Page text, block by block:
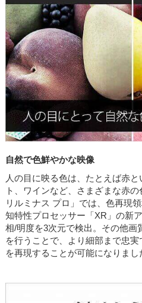
自然で色鮮やかな映像
人の目に映る色は、たとえば赤
ト、ワインなど、さまざまな赤
リルミナス プロ」では、色再現
知特性プロセッサー「XR」の新
相/明度を3次元で検出。その他画
を行うことで、より細部まで忠
を再現することが可能になりまし